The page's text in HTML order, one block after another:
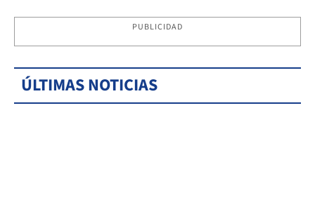
PUBLICIDAD
ÚLTIMAS NOTICIAS